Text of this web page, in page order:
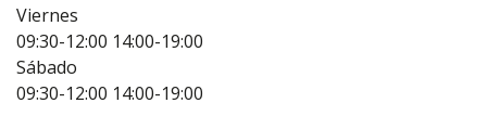
Viernes
09:30-12:00 14:00-19:00
Sábado
09:30-12:00 14:00-19:00